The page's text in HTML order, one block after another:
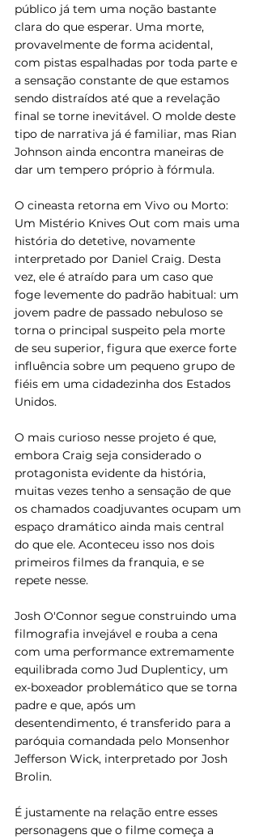
público já tem uma noção bastante
clara do que esperar. Uma morte,
provavelmente de forma acidental,
com pistas espalhadas por toda parte e
a sensação constante de que estamos
sendo distraídos até que a revelação
final se torne inevitável. O molde deste
tipo de narrativa já é familiar, mas Rian
Johnson ainda encontra maneiras de
dar um tempero próprio à fórmula.
O cineasta retorna em Vivo ou Morto:
Um Mistério Knives Out com mais uma
história do detetive, novamente
interpretado por Daniel Craig. Desta
vez, ele é atraído para um caso que
foge levemente do padrão habitual: um
jovem padre de passado nebuloso se
torna o principal suspeito pela morte
de seu superior, figura que exerce forte
influência sobre um pequeno grupo de
fiéis em uma cidadezinha dos Estados
Unidos.
O mais curioso nesse projeto é que,
embora Craig seja considerado o
protagonista evidente da história,
muitas vezes tenho a sensação de que
os chamados coadjuvantes ocupam um
espaço dramático ainda mais central
do que ele. Aconteceu isso nos dois
primeiros filmes da franquia, e se
repete nesse.
Josh O'Connor segue construindo uma
filmografia invejável e rouba a cena
com uma performance extremamente
equilibrada como Jud Duplenticy, um
ex-boxeador problemático que se torna
padre e que, após um
desentendimento, é transferido para a
paróquia comandada pelo Monsenhor
Jefferson Wick, interpretado por Josh
Brolin.
É justamente na relação entre esses
personagens que o filme começa a